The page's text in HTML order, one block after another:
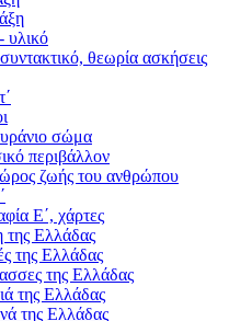
υλικό
θεωρία ασκήσεις
σώμα
περιβάλλον
ζωής του ανθρώπου
Ε΄, χάρτες
Ελλάδας
της Ελλάδας
της Ελλάδας
της Ελλάδας
της Ελλάδας